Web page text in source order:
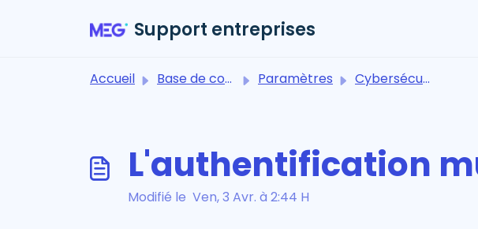
Support entreprises
Accueil Base de connaissances Paramètres Cybersécurité
L'authentification
Modifié le Ven, 3 Avr. à 2:44 H